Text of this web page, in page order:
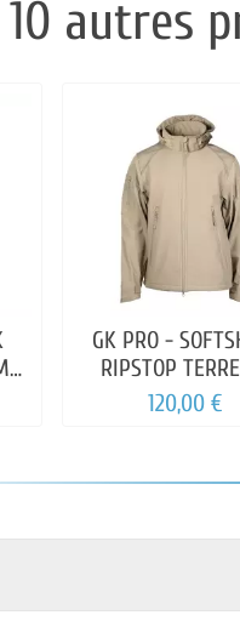
10 autres
GK PRO -
RIPSTOP
FRANCE
120,00 €